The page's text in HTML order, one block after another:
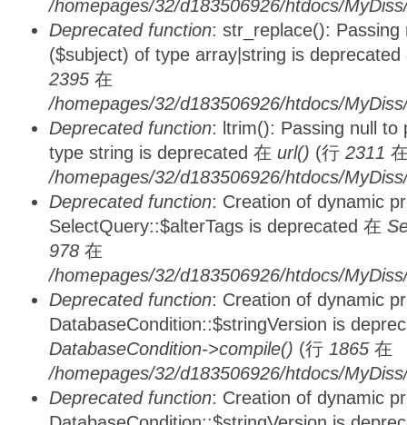
/homepages/32/d183506926/htdocs/
Deprecated function: str_replace():
($subject) of type array|string is
2395 在
/homepages/32/d183506926/htdocs/
Deprecated function: ltrim(): Passing null to
type string is deprecated 在 url() (行 2311
/homepages/32/d183506926/htdocs/
Deprecated function: Creation of dynamic
SelectQuery::$alterTags is deprecated 在
978 在
/homepages/32/d183506926/htdocs/
Deprecated function: Creation of dynamic
DatabaseCondition::$stringVersion is
DatabaseCondition->compile() (行 1865 在
/homepages/32/d183506926/htdocs/
Deprecated function: Creation of dynamic